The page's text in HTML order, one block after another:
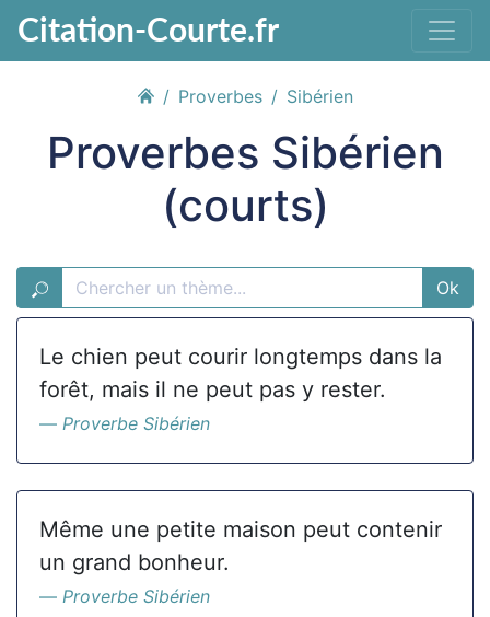
Citation-Courte.fr
Proverbes Sibérien
Proverbes Sibérien
(courts)
Ok
Le chien peut courir longtemps dans la
forêt, mais il ne peut pas y rester.
Proverbe Sibérien
Même une petite maison peut contenir
un grand bonheur.
Proverbe Sibérien